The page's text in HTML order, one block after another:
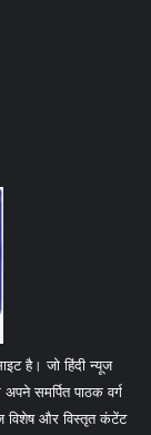
है। जो हिंदी न्यूज
समर्पित पाठक वर्ग
विशेष और विस्तृत कंटेंट